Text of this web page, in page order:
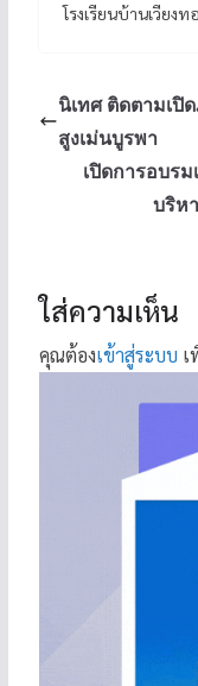
โรงเรียนบ้านเวียงท
นิเทศ ติดตามเปิ
สูงเม่นบูรพา
เปิดการอบร
บริห
ใส่ความเห็น
คุณต้องเข้าสู่ระบบ